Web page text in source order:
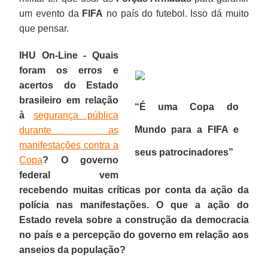
um evento da FIFA no país do futebol. Isso dá muito
que pensar.
“É uma Copa do
Mundo para a FIFA e
seus patrocinadores”
IHU On-Line - Quais
foram os erros e
acertos do Estado
brasileiro em relação
à segurança pública
durante as
manifestações contra a
Copa? O governo
federal vem
recebendo muitas críticas por conta da ação da
polícia nas manifestações. O que a ação do
Estado revela sobre a construção da democracia
no país e a percepção do governo em relação aos
anseios da população?